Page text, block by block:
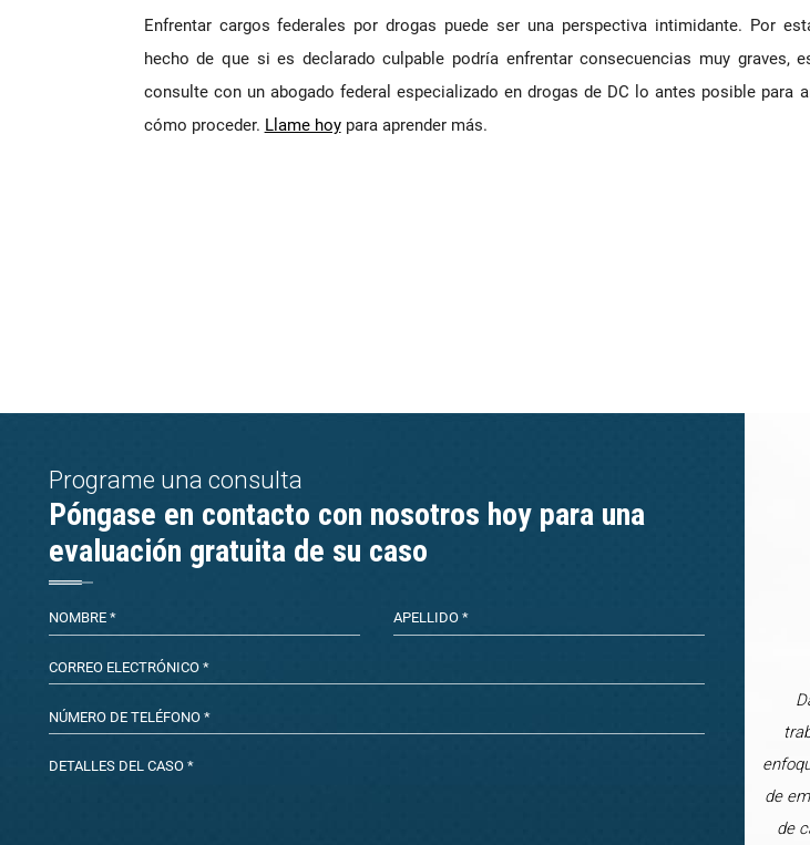
Enfrentar cargos federales por drogas puede ser una perspectiva intimidante. Por
hecho de que si es declarado culpable podría enfrentar consecuencias muy graves,
consulte con un abogado federal especializado en drogas de DC lo antes posible para
cómo proceder. Llame hoypara aprender más.
Programe una consulta
Póngase en contacto con nosotros hoy para una
evaluación gratuita de su caso
de
de